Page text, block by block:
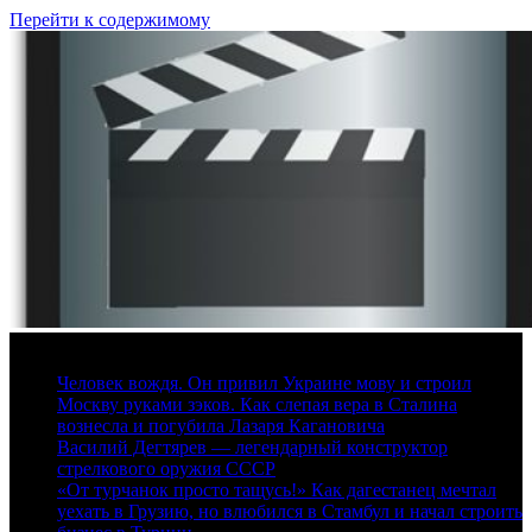
Перейти к содержимому
Человек вождя. Он привил Украине мову и строил
Москву руками зэков. Как слепая вера в Сталина
вознесла и погубила Лазаря Кагановича
Василий Дегтярев — легендарный конструктор
стрелкового оружия СССР
«От турчанок просто тащусь!» Как дагестанец мечтал
уехать в Грузию, но влюбился в Стамбул и начал строить